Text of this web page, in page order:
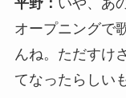
オープニングで
んね。ただすけ
てなったらしい